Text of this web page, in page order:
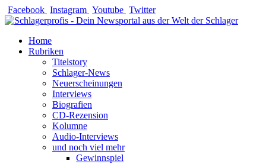
Zum
Inhalt
Facebook Instagram Youtube Twitter
Home
Rubriken
Titelstory
Schlager-News
Neuerscheinungen
Interviews
Biografien
CD-Rezension
Kolumne
Audio-Interviews
und noch viel mehr
Gewinnspiel